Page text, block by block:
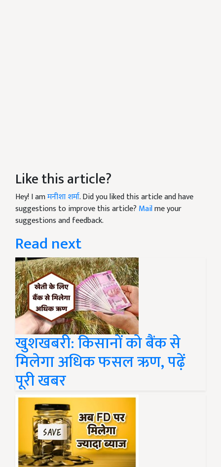
Like this article?
Hey! I amमनीशा शर्मा. Did you liked this article and have
suggestions to improve this article? Mailme your
suggestions and feedback.
Read next
खुशखबरी: किसानों को बैंक से
मिलेगा अधिक फसल ऋण, पढ़ें
पूरी खबर